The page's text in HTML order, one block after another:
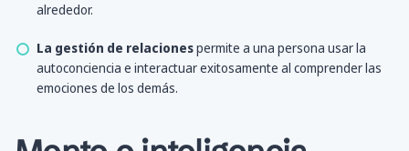
alrededor.
La gestión de relacionespermite a una persona usar la
autoconciencia e interactuar exitosamente al comprender las
emociones de los demás.